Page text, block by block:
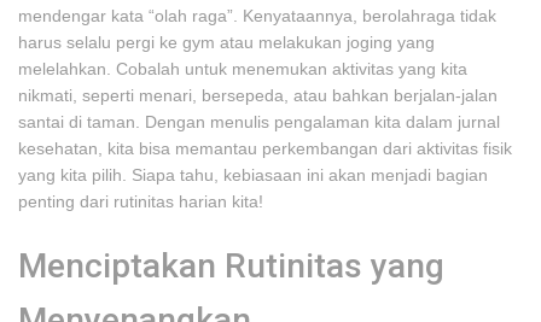
mendengar kata “olah raga”. Kenyataannya, berolahraga tidak
harus selalu pergi ke gym atau melakukan joging yang
melelahkan. Cobalah untuk menemukan aktivitas yang kita
nikmati, seperti menari, bersepeda, atau bahkan berjalan-jalan
santai di taman. Dengan menulis pengalaman kita dalam jurnal
kesehatan, kita bisa memantau perkembangan dari aktivitas fisik
yang kita pilih. Siapa tahu, kebiasaan ini akan menjadi bagian
penting dari rutinitas harian kita!
Menciptakan Rutinitas yang